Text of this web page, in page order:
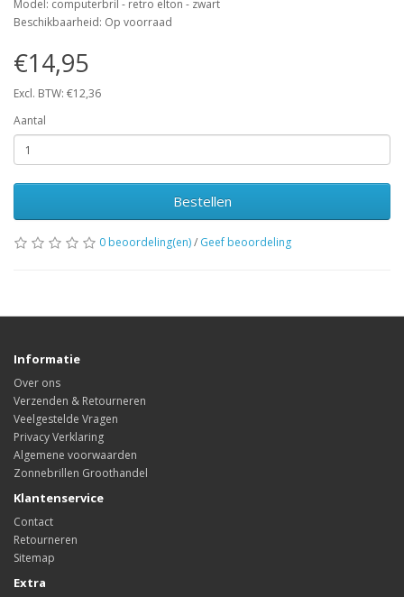
Model: computerbril - retro elton - zwart
Beschikbaarheid: Op voorraad
€14,95
Excl. BTW: €12,36
Aantal
Bestellen
0 beoordeling(en)/ Geef beoordeling
Informatie
Over ons
Verzenden & Retourneren
Veelgestelde Vragen
Privacy Verklaring
Algemene voorwaarden
Zonnebrillen Groothandel
Klantenservice
Contact
Retourneren
Sitemap
Extra